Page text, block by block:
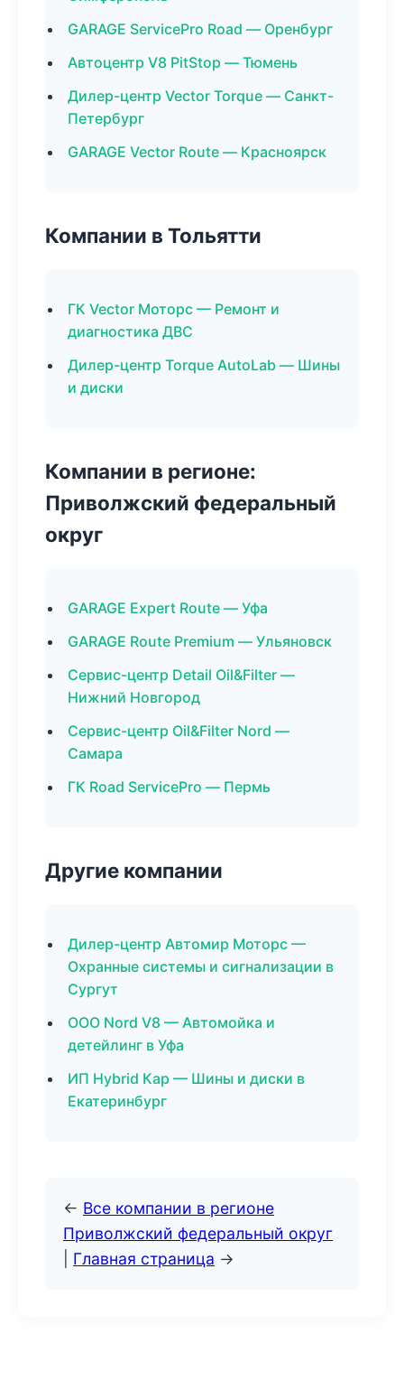
GARAGE ServicePro Road — Оренбург
Автоцентр V8 PitStop — Тюмень
Дилер-центр Vector Torque — Санкт-
Петербург
GARAGE Vector Route — Красноярск
Компании в Тольятти
ГК Vector Моторс — Ремонт и
диагностика ДВС
Дилер-центр Torque AutoLab — Шины
и диски
Компании в регионе:
Приволжский федеральный
округ
GARAGE Expert Route — Уфа
GARAGE Route Premium — Ульяновск
Сервис-центр Detail Oil&Filter —
Нижний Новгород
Сервис-центр Oil&Filter Nord —
Самара
ГК Road ServicePro — Пермь
Другие компании
Дилер-центр Автомир Моторс —
Охранные системы и сигнализации в
Сургут
ООО Nord V8 — Автомойка и
детейлинг в Уфа
ИП Hybrid Кар — Шины и диски в
Екатеринбург
← Все компании в регионе
Приволжский федеральный округ
Главная страница →